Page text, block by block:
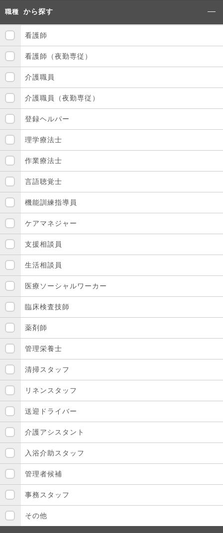
職種 から探す
看護師
看護師（夜勤専従）
介護職員
介護職員（夜勤専従）
登録ヘルパー
理学療法士
作業療法士
言語聴覚士
機能訓練指導員
ケアマネジャー
支援相談員
生活相談員
医療ソーシャルワーカー
臨床検査技師
薬剤師
管理栄養士
清掃スタッフ
リネンスタッフ
送迎ドライバー
介護アシスタント
入浴介助スタッフ
管理者候補
事務スタッフ
その他